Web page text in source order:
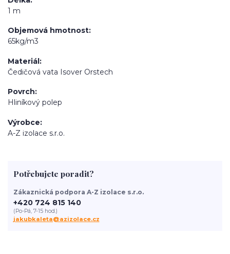
1 m
Objemová hmotnost
65kg/m3
Materiál
Čedičová vata Isover Orstech
Povrch
Hliníkový polep
Výrobce
A-Z izolace s.r.o.
Potřebujete poradit?
Zákaznická podpora A-Z izolace s.r.o.
+420 724 815 140
(Po-Pá, 7-15 hod.)
jakubkaleta@azizolace.cz